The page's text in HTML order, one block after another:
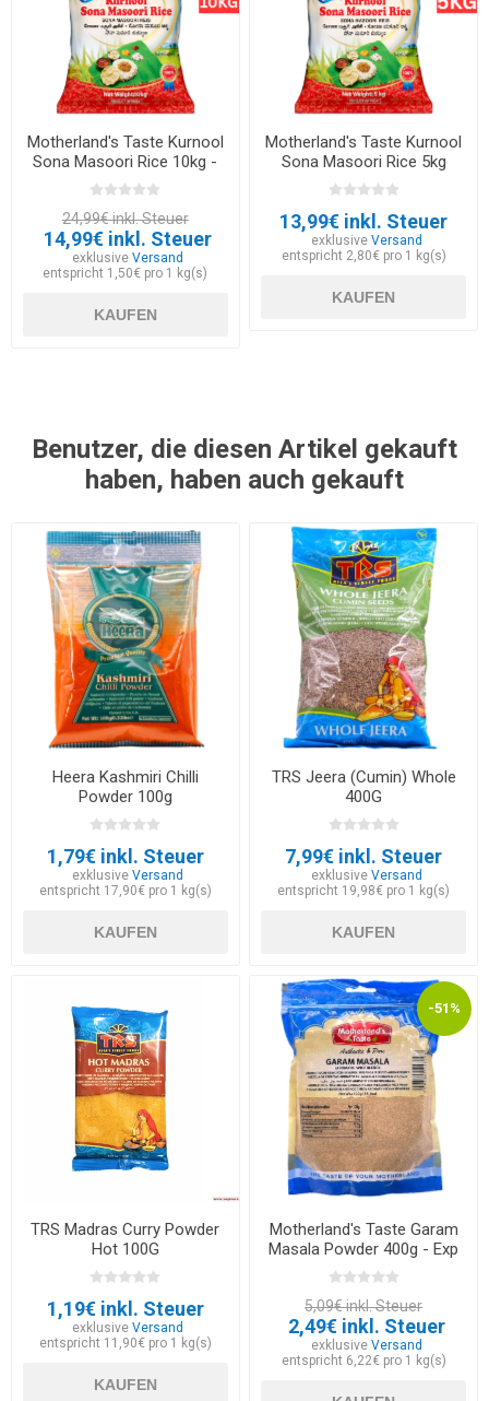
Motherland's Taste Kurnool
Sona Masoori Rice 10kg -
EXP 30.06.2026
24,99€ inkl. Steuer
14,99€ inkl. Steuer
exklusiveVersand
entspricht 1,50€ pro 1 kg(s)
KAUFEN
Motherland's Taste Kurnool
Sona Masoori Rice 5kg
13,99€ inkl. Steuer
exklusive Versand
entspricht 2,80€ pro 1 kg(s)
KAUFEN
Benutzer, die diesen Artikel gekauft
haben, haben auch gekauft
Heera Kashmiri Chilli
Powder 100g
1,79€ inkl. Steuer
exklusiveVersand
entspricht 17,90€ pro 1 kg(s)
KAUFEN
TRS Jeera (Cumin) Whole
400G
7,99€ inkl. Steuer
exklusive Versand
entspricht 19,98€ pro 1 kg(s)
KAUFEN
TRS Madras Curry Powder
Hot 100G
1,19€ inkl. Steuer
exklusiveVersand
entspricht 11,90€ pro 1 kg(s)
KAUFEN
-51%
Motherland's Taste Garam
Masala Powder 400g - Exp
30.09.2026
5,09€ inkl. Steuer
2,49€ inkl. Steuer
exklusive Versand
entspricht 6,22€ pro 1 kg(s)